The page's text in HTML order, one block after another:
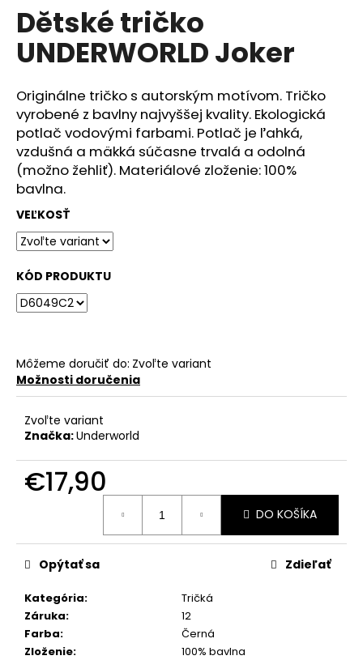
produktu
je
0,0
z
hviezdičiek.
Dětské tričko
UNDERWORLD Joker
Originálne tričko s autorským motívom. Tričko
vyrobené z bavlny najvyššej kvality. Ekologická
potlač vodovými farbami. Potlač je ľahká,
vzdušná a mäkká súčasne trvalá a odolná
(možno žehliť). Materiálové zloženie: 100%
bavlna.
VEĽKOSŤ
KÓD PRODUKTU
Môžeme doručiť do: Zvoľte variant
Možnosti doručenia
Zvoľte variant
Značka:Underworld
€17,90
DO KOŠÍKA
Kategória:
Tričká
Záruka:
12
Farba:
Černá
Zloženie: 100% bavlna
Opýtať sa Zdieľať
a
m
e
DÁMSKÉ
TRIČKO
UNDERWORLD
FOREST
€29